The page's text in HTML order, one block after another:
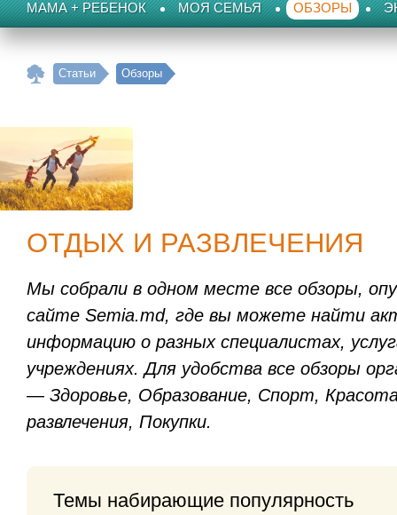
МАМА + РЕБЕНОК МОЯ СЕМЬЯ ОБЗОРЫ
Статьи Обзоры
ОТДЫХ И РАЗВЛЕЧЕНИЯ
Мы собрали в одном месте все обзоры,
сайте Semia.md, где вы можете найти
информацию о разных специалистах,
учреждениях. Для удобства все обзоры
— Здоровье, Образование, Спорт,
развлечения, Покупки.
Темы набирающие популярность